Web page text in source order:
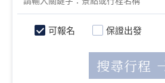
可報名 保證出發